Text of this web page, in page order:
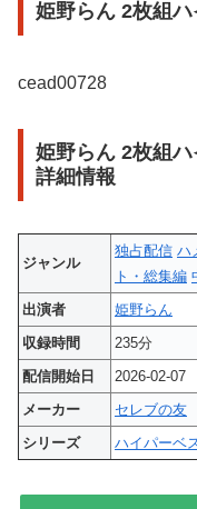
姫野らん 2枚組
cead00728
姫野らん 2枚組
詳細情報
ジャンル
独占配信 ハ
ト・総集編
出演者
姫野らん
収録時間
235分
配信開始日
2026-02-07
メーカー
セレブの友
シリーズ
ハイパーベ